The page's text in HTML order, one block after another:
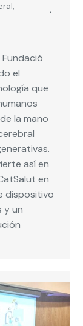
,
el
que
la mano
así en
en
dispositivo
y un